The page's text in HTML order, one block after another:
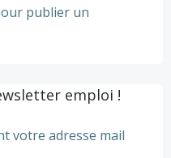
publier un
emploi !
votre adresse mail